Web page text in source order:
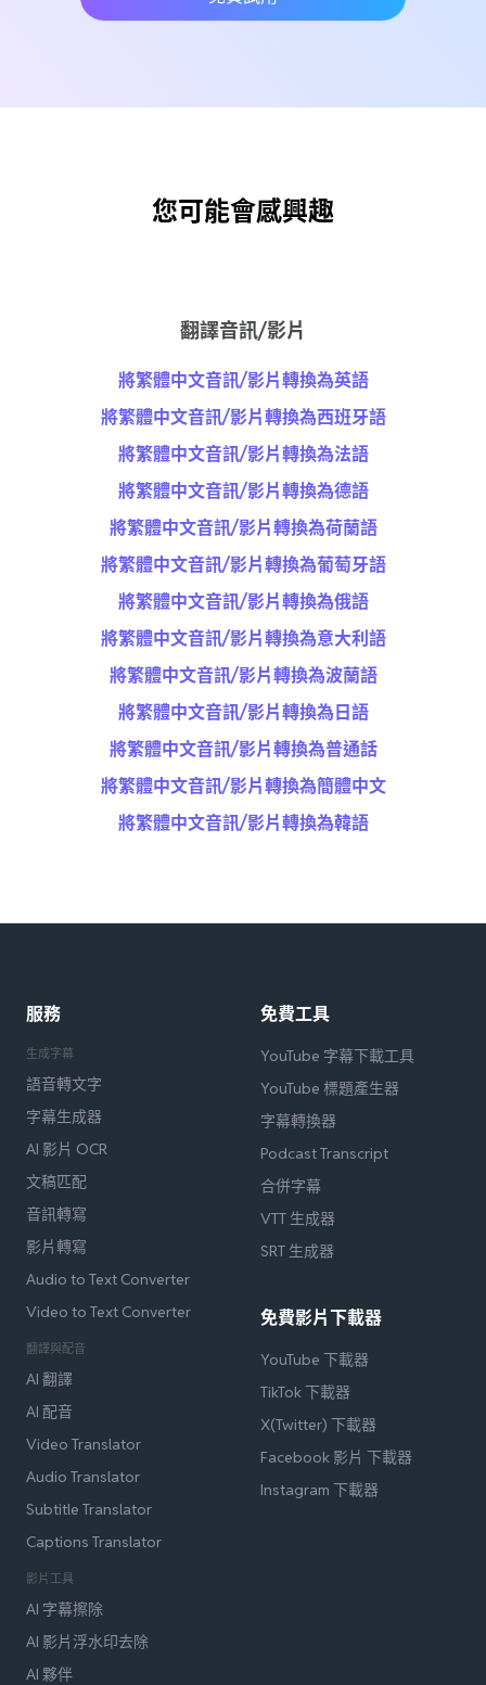
您可能會感興趣
翻譯音訊/影片
將繁體中文音訊/影片轉換為英語
將繁體中文音訊/影片轉換為西班牙語
將繁體中文音訊/影片轉換為法語
將繁體中文音訊/影片轉換為德語
將繁體中文音訊/影片轉換為荷蘭語
將繁體中文音訊/影片轉換為葡萄牙語
將繁體中文音訊/影片轉換為俄語
將繁體中文音訊/影片轉換為意大利語
將繁體中文音訊/影片轉換為波蘭語
將繁體中文音訊/影片轉換為日語
將繁體中文音訊/影片轉換為普通話
將繁體中文音訊/影片轉換為簡體中文
將繁體中文音訊/影片轉換為韓語
服務
生成字幕
語音轉文字
字幕生成器
AI 影片 OCR
文稿匹配
音訊轉寫
影片轉寫
Audio to Text Converter
Video to Text Converter
翻譯與配音
AI 翻譯
AI 配音
Video Translator
Audio Translator
Subtitle Translator
Captions Translator
影片工具
AI 字幕擦除
AI 影片浮水印去除
AI 夥伴
免費工具
YouTube 字幕下載工具
YouTube 標題產生器
字幕轉換器
Podcast Transcript
合併字幕
VTT 生成器
SRT 生成器
免費影片下載器
YouTube 下載器
TikTok 下載器
X(Twitter) 下載器
Facebook 影片 下載器
Instagram 下載器